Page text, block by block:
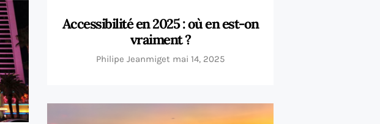
Accessibilité en 2025 : où en est-on
vraiment ?
Philipe Jeanmiget mai 14, 2025